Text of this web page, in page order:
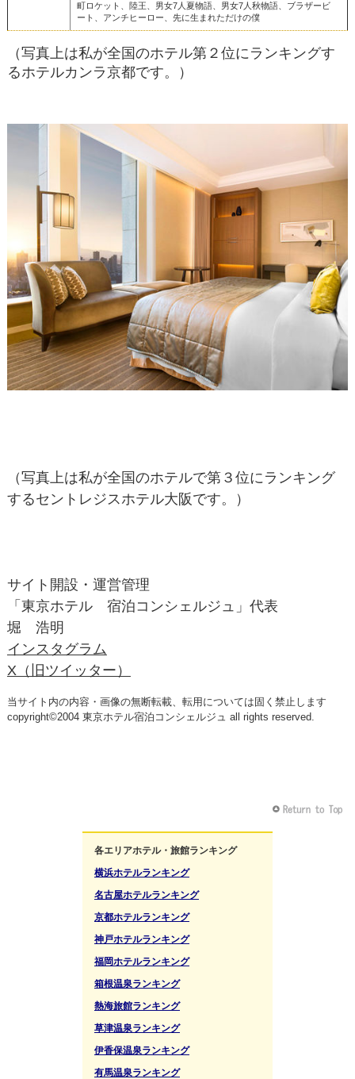
町ロケット、陸王、男女7人夏物語、男女7人秋物語、ブラザービ
ート、アンチヒーロー、先に生まれただけの僕
（写真上は私が全国のホテル第２位にランキングす
るホテルカンラ京都です。）
（写真上は私が全国のホテルで第３位にランキング
するセントレジスホテル大阪です。）
サイト開設・運営管理
「東京ホテル 宿泊コンシェルジュ」代表
堀 浩明
インスタグラム
X（旧ツイッター）
当サイト内の内容・画像の無断転載、転用については固く禁止します
copyright©2004 東京ホテル宿泊コンシェルジュ all rights reserved.
各エリアホテル・旅館ランキング
横浜ホテルランキング
名古屋ホテルランキング
京都ホテルランキング
神戸ホテルランキング
福岡ホテルランキング
箱根温泉ランキング
熱海旅館ランキング
草津温泉ランキング
伊香保温泉ランキング
有馬温泉ランキング